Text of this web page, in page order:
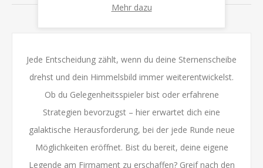
Jede Entscheidung zählt, wenn du deine Sternenscheibe
drehst und dein Himmelsbild immer weiterentwickelst.
Ob du Gelegenheitsspieler bist oder erfahrene
Strategien bevorzugst – hier erwartet dich eine
galaktische Herausforderung, bei der jede Runde neue
Möglichkeiten eröffnet. Bist du bereit, deine eigene
Legende am Firmament zu erschaffen? Greif nach den
Mehr dazu